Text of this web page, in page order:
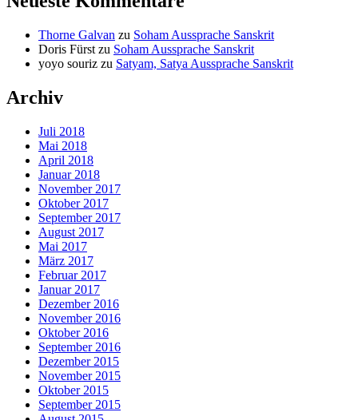
Thorne Galvan zu Soham Aussprache Sanskrit
Doris Fürst zu Soham Aussprache Sanskrit
yoyo souriz zu Satyam, Satya Aussprache Sanskrit
Archiv
Juli 2018
Mai 2018
April 2018
Januar 2018
November 2017
Oktober 2017
September 2017
August 2017
Mai 2017
März 2017
Februar 2017
Januar 2017
Dezember 2016
November 2016
Oktober 2016
September 2016
Dezember 2015
November 2015
Oktober 2015
September 2015